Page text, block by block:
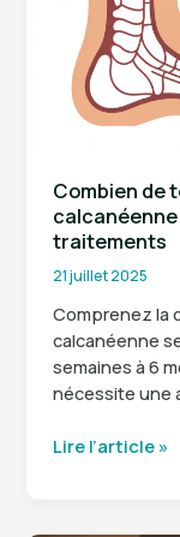
mieux
les
gérer
Combien de
traitements
21 juillet 2025
Comprenez la
calcanéenne
semaines à 6
nécessite une
Combien
Lire l’article »